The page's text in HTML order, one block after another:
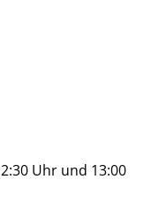
Uhr und 13:00